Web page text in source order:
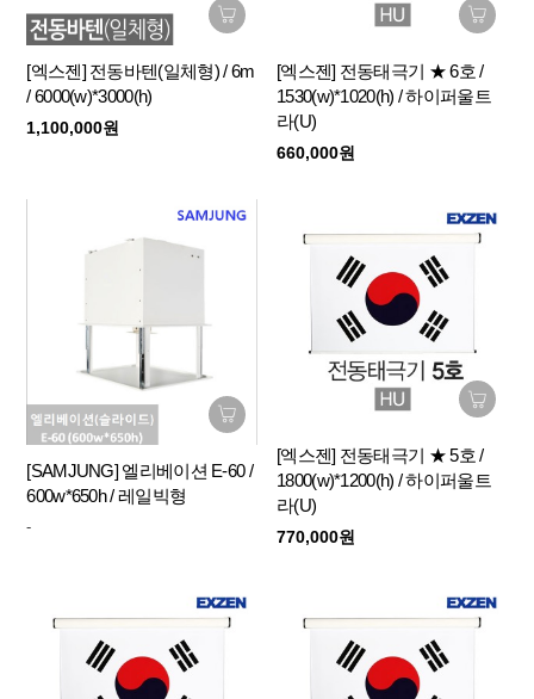
[엑스젠] 전동바텐(일체형) / 6m
/ 6000(w)*3000(h)
1,100,000원
[엑스젠] 전동태극기 ★ 6호 /
1530(w)*1020(h) / 하이퍼울트
라(U)
660,000원
[SAMJUNG] 엘리베이션 E-60 /
600w*650h / 레일빅형
-
[엑스젠] 전동태극기 ★ 5호 /
1800(w)*1200(h) / 하이퍼울트
라(U)
770,000원